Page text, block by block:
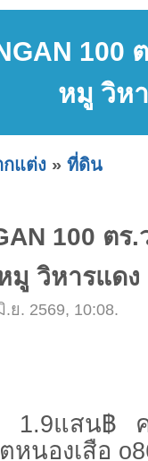
100
หมู วิห
แต่ง » ที่ดิน
100 ตร
วิหารแดง
ย. 2569, 10:08.
1.9แสน฿
นองเสือ